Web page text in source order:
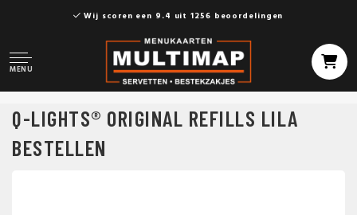
Wij scoren een 9.4 uit 1256 beoordelingen
MENU
Q-LIGHTS® ORIGINAL REFILLS LILA
BESTELLEN